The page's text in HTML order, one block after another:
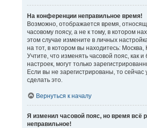
На конференции неправильное время!
Возможно, отображается время,
часовому поясу, а не к тому, в котором
этом случае измените в личных
на тот, в котором вы находитесь: Москва,
Учтите, что изменять часовой пояс, как
настроек, могут только
Если вы не зарегистрированы, то
сделать это.
Вернуться к началу
Я изменил часовой пояс, но время всё
неправильное!